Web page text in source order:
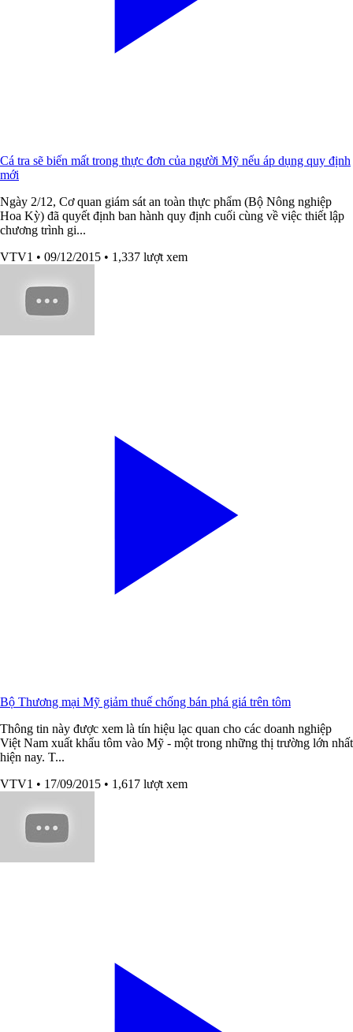
Cá tra sẽ biến mất trong thực đơn của người Mỹ nếu áp dụng quy định
mới
Ngày 2/12, Cơ quan giám sát an toàn thực phẩm (Bộ Nông nghiệp
Hoa Kỳ) đã quyết định ban hành quy định cuối cùng về việc thiết lập
chương trình gi...
VTV1 • 09/12/2015 • 1,337 lượt xem
Bộ Thương mại Mỹ giảm thuế chống bán phá giá trên tôm
Thông tin này được xem là tín hiệu lạc quan cho các doanh nghiệp
Việt Nam xuất khẩu tôm vào Mỹ - một trong những thị trường lớn nhất
hiện nay. T...
VTV1 • 17/09/2015 • 1,617 lượt xem